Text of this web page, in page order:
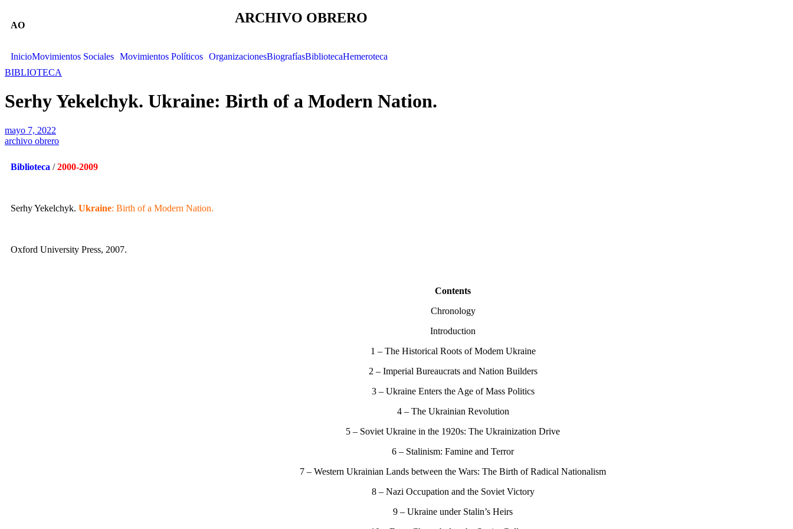
AO ARCHIVO OBRERO
InicioMovimientos Sociales Movimientos Políticos OrganizacionesBiografíasBibliotecaHemeroteca
BIBLIOTECA
Serhy Yekelchyk. Ukraine: Birth of a Modern Nation.
mayo 7, 2022
archivo obrero
Biblioteca /2000-2009
Serhy Yekelchyk. Ukraine: Birth of a Modern Nation.
Oxford University Press, 2007.
Contents
Chronology
Introduction
1 – The Historical Roots of Modem Ukraine
2 – Imperial Bureaucrats and Nation Builders
3 – Ukraine Enters the Age of Mass Politics
4 – The Ukrainian Revolution
5 – Soviet Ukraine in the 1920s: The Ukrainization Drive
6 – Stalinism: Famine and Terror
7 – Western Ukrainian Lands between the Wars: The Birth of Radical Nationalism
8 – Nazi Occupation and the Soviet Victory
9 – Ukraine under Stalin’s Heirs